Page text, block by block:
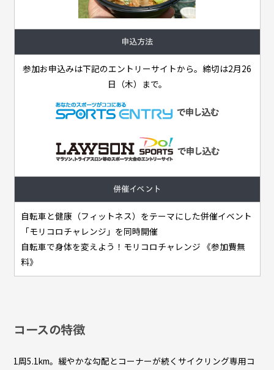
申込方法
参加お申込みは下記のエントリーサイトから。締切は2月26
日（木）まで。
併催イベント
自転車と健康（フィットネス）をテーマにした併催イベント
「モリコロチャレンジ」を同時開催
自転車で身体を変えよう！モリコロチャレンジ 《参加費無
料》
コースの特徴
1周5.1km。緩やかな勾配とコーナーが続くサイクリング専用コ